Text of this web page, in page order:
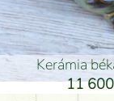
Kerámia
11